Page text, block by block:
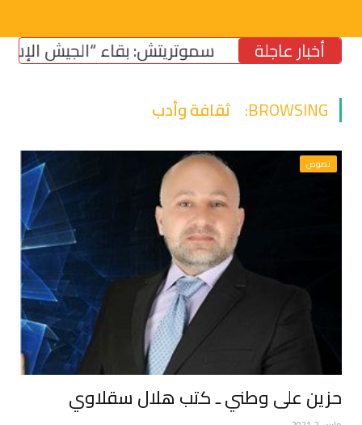
أخبار عاجلة سموتريتش: بقاء “الجيش
BROWSING: ثقافة وأدب
نصوص
حزين على وطني ـ كتب هلال سقلاوي